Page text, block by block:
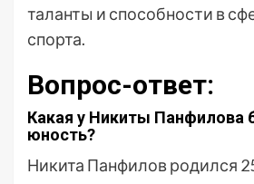
таланты и способности в
спорта.
Вопрос-ответ:
Какая у Никиты Панфилова
юность?
Никита Панфилов родился